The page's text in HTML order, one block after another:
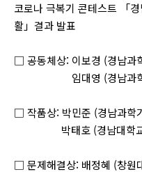
코로나 극복기 콘테스트 「
활」결과 발표
□ 공동체상: 이보경 (경남과
임대영 (경남과학기
□ 작품상: 박민준 (경남과학
박태호 (경남대학교
□ 문제해결상: 배정혜 (창원